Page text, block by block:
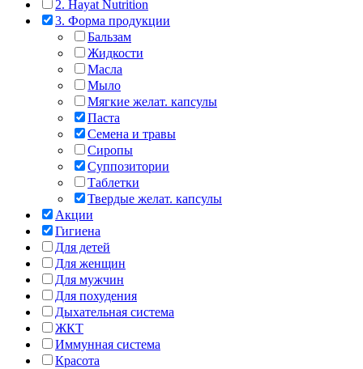
2. Hayat Nutrition
3. Форма продукции
Бальзам
Жидкости
Масла
Мыло
Мягкие желат. капсулы
Паста
Семена и травы
Сиропы
Суппозитории
Таблетки
Твердые желат. капсулы
Акции
Гигиена
Для детей
Для женщин
Для мужчин
Для похудения
Дыхательная система
ЖКТ
Иммунная система
Красота